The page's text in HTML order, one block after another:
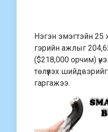
Нэгэн эмэгтэйн
гэрийн ажлыг
($218,000 орчим)
төлүүлэх
гаргажээ.